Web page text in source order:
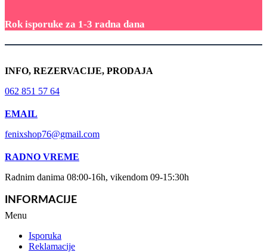
Rok isporuke za 1-3 radna dana
INFO, REZERVACIJE, PRODAJA
062 851 57 64
EMAIL
fenixshop76@gmail.com
RADNO VREME
Radnim danima 08:00-16h, vikendom 09-15:30h
INFORMACIJE
Menu
Isporuka
Reklamacije